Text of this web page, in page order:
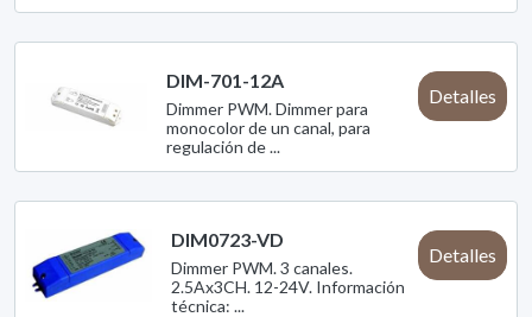
DIM-701-12A
Dimmer PWM. Dimmer para
monocolor de un canal, para
regulación de ...
Detalles
DIM0723-VD
Dimmer PWM. 3 canales.
2.5Ax3CH. 12-24V. Información
técnica: ...
Detalles